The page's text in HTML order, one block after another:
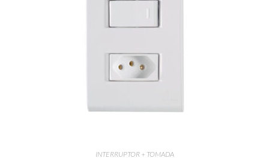
INTERRUPTOR + TOMADA